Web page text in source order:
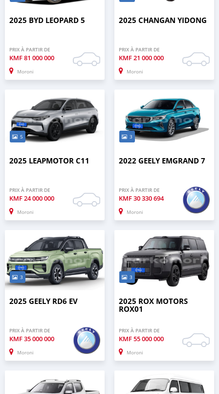
2025 BYD LEOPARD 5
PRIX À PARTIR DE
KMF81 000 000
Moroni
2025 CHANGAN YIDONG
PRIX À PARTIR DE
KMF21 000 000
Moroni
5
2025 LEAPMOTOR C11
PRIX À PARTIR DE
KMF24 000 000
Moroni
3
2022 GEELY EMGRAND 7
PRIX À PARTIR DE
KMF30 330 694
Moroni
3
2025 GEELY RD6 EV
PRIX À PARTIR DE
KMF35 000 000
Moroni
3
2025 ROX MOTORS
ROX01
PRIX À PARTIR DE
KMF55 000 000
Moroni